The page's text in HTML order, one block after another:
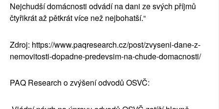
Nejchudší domácnosti odvádí na dani ze svých příjmů
čtyřikrát až pětkrát více než nejbohatší.“
Zdroj: https://www.paqresearch.cz/post/zvyseni-dane-z-
nemovitosti-dopadne-predevsim-na-chude-domacnosti/
PAQ Research o zvýšení odvodů OSVČ: